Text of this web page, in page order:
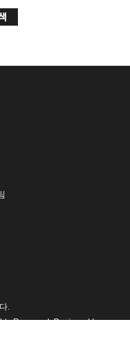
.
Reserved. Designed by